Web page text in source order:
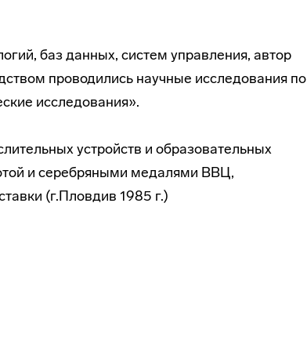
баз данных, систем управления, автор
проводились научные исследования по
исследования».
устройств и образовательных
и серебряными медалями ВВЦ,
(г.Пловдив 1985 г.)